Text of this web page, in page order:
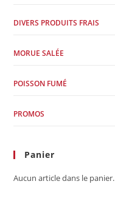
DIVERS PRODUITS FRAIS
MORUE SALÉE
POISSON FUMÉ
PROMOS
Panier
Aucun article dans le panier.